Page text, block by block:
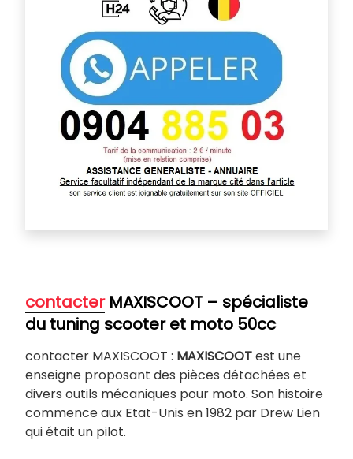
contacterMAXISCOOT – spécialiste
du tuning scooter et moto 50cc
contacter MAXISCOOT : MAXISCOOTest une
enseigne proposant des pièces détachées et
divers outils mécaniques pour moto. Son histoire
commence aux Etat-Unis en 1982 par Drew Lien
qui était un pilot.